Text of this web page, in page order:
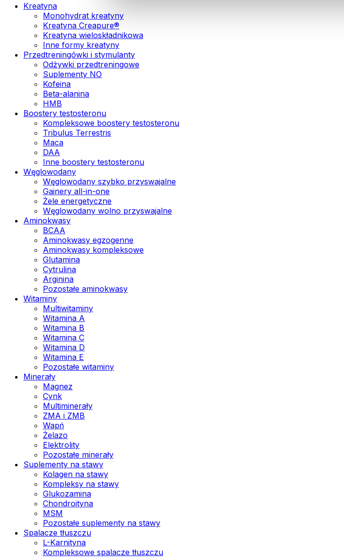
Kreatyna
Monohydrat kreatyny
Kreatyna Creapure®
Kreatyna wieloskładnikowa
Inne formy kreatyny
Przedtreningówki i stymulanty
Odżywki przedtreningowe
Suplementy NO
Kofeina
Beta-alanina
HMB
Boostery testosteronu
Kompleksowe boostery testosteronu
Tribulus Terrestris
Maca
DAA
Inne boostery testosteronu
Węglowodany
Węglowodany szybko przyswajalne
Gainery all-in-one
Żele energetyczne
Węglowodany wolno przyswajalne
Aminokwasy
BCAA
Aminokwasy egzogenne
Aminokwasy kompleksowe
Glutamina
Cytrulina
Arginina
Pozostałe aminokwasy
Witaminy
Multiwitaminy
Witamina A
Witamina B
Witamina C
Witamina D
Witamina E
Pozostałe witaminy
Minerały
Magnez
Cynk
Multiminerały
ZMA i ZMB
Wapń
Żelazo
Elektrolity
Pozostałe minerały
Suplementy na stawy
Kolagen na stawy
Kompleksy na stawy
Glukozamina
Chondroityna
MSM
Pozostałe suplementy na stawy
Spalacze tłuszczu
L-Karnityna
Kompleksowe spalacze tłuszczu